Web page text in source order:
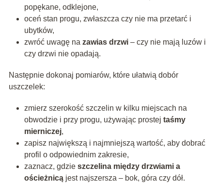
popękane, odklejone,
oceń stan progu, zwłaszcza czy nie ma przetarć i
ubytków,
zwróć uwagę na zawias drzwi– czy nie mają luzów i
czy drzwi nie opadają.
Następnie dokonaj pomiarów, które ułatwią dobór
uszczelek:
zmierz szerokość szczelin w kilku miejscach na
obwodzie i przy progu, używając prostej taśmy
mierniczej,
zapisz największą i najmniejszą wartość, aby dobrać
profil o odpowiednim zakresie,
zaznacz, gdzie szczelina między drzwiami a
ościeżnicąjest najszersza – bok, góra czy dół.